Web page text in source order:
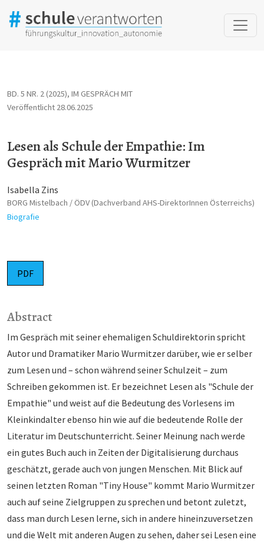
BD. 5 NR. 2 (2025), IM GESPRÄCH MIT
Lesen als Schule der Empathie: Im
Gespräch mit Mario Wurmitzer
Veröffentlicht 28.06.2025
Isabella Zins
BORG Mistelbach / ÖDV (Dachverband AHS-DirektorInnen Österreichs)
Biografie
PDF
Abstract
Im Gespräch mit seiner ehemaligen Schuldirektorin spricht
Autor und Dramatiker Mario Wurmitzer darüber, wie er selber
zum Lesen und – schon während seiner Schulzeit – zum
Schreiben gekommen ist. Er bezeichnet Lesen als "Schule der
Empathie" und weist auf die Bedeutung des Vorlesens im
Kleinkindalter ebenso hin wie auf die bedeutende Rolle der
Literatur im Deutschunterricht. Seiner Meinung nach werde
ein gutes Buch auch in Zeiten der Digitalisierung durchaus
geschätzt, gerade auch von jungen Menschen. Mit Blick auf
seinen letzten Roman "Tiny House" kommt Mario Wurmitzer
auch auf seine Zielgruppen zu sprechen und betont zuletzt,
dass man durch Lesen lerne, sich in andere hineinzuversetzen
und die Welt mit anderen Augen zu sehen, daher sei Lesen eine